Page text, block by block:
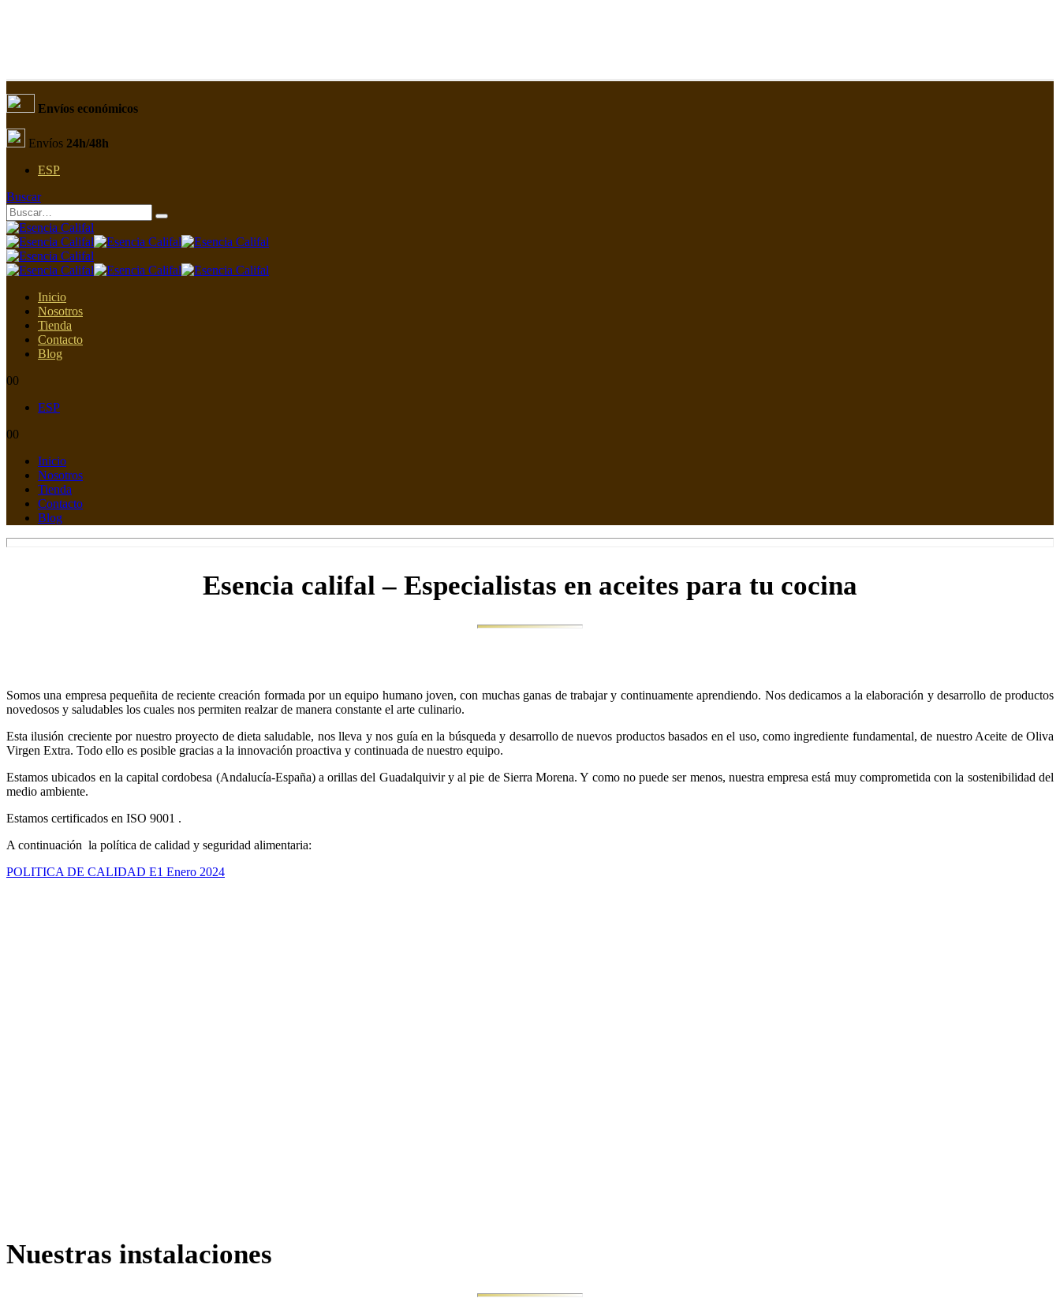
Envíos económicos
Envíos 24h/48h
ESP
Buscar
Inicio
Nosotros
Tienda
Contacto
Blog
00
ESP
00
Inicio
Nosotros
Tienda
Contacto
Blog
Esencia califal – Especialistas en aceites para tu cocina
Somos una empresa pequeñita de reciente creación formada por un equipo humano joven, con muchas ganas de trabajar y continuamente aprendiendo. Nos dedicamos a la elaboración y desarrollo de productos
novedosos y saludables los cuales nos permiten realzar de manera constante el arte culinario.
Esta ilusión creciente por nuestro proyecto de dieta saludable, nos lleva y nos guía en la búsqueda y desarrollo de nuevos productos basados en el uso, como ingrediente fundamental, de nuestro Aceite de Oliva
Virgen Extra. Todo ello es posible gracias a la innovación proactiva y continuada de nuestro equipo.
Estamos ubicados en la capital cordobesa (Andalucía-España) a orillas del Guadalquivir y al pie de Sierra Morena. Y como no puede ser menos, nuestra empresa está muy comprometida con la sostenibilidad del
medio ambiente.
Estamos certificados en ISO 9001 .
A continuación la política de calidad y seguridad alimentaria:
POLITICA DE CALIDAD E1 Enero 2024
Nuestras instalaciones